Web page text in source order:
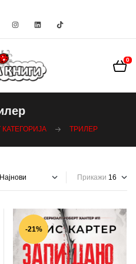
0
КАТЕГОРИЈА ТРИЛЕР
Прикажи
-21%